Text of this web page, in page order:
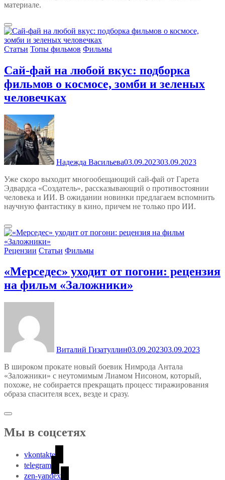
материале.
Статьи Топы фильмов Фильмы
Сай-фай на любой вкус: подборка
фильмов о космосе, зомби и зеленых
человечках
Надежда Васильева03.09.202303.09.2023
Уже скоро выходит многообещающий сай-фай от Гарета
Эдвардса «Создатель», рассказывающий о противостоянии
человека и ИИ. В ожидании новинки предлагаем вспомнить
научную фантастику в кино, причем не только про ИИ.
Рецензии Статьи Фильмы
«Мерседес» уходит от погони: рецензия
на фильм «Заложники»
Виталий Гизатуллин03.09.202303.09.2023
В широком прокате новый боевик Нимрода Антала
«Заложники» с неутомимым Лиамом Нисоном, который,
похоже, не собирается прекращать процесс тиражирования
образа спасителя всех, везде и сразу.
Мы в соцсетях
vkontakte
telegram
zen-yandex